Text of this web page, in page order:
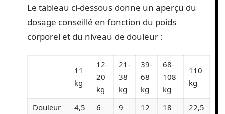
Le tableau ci-dessous donne un aperçu du
dosage conseillé en fonction du poids
corporel et du niveau de douleur :
11
kg
12-
20
kg
21-
38
kg
39-
68
kg
68-
108
kg
110
kg
Douleur
4,5
6
9
12
18
22,5